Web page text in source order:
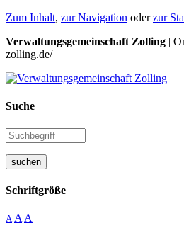
Zum Inhalt, zur Navigation oderzur
Verwaltungsgemeinschaft Zolling |
zolling.de/
Suche
suchen
Schriftgröße
A A A